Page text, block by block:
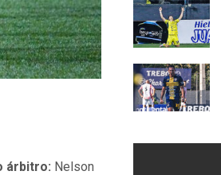
árbitro: Nelson